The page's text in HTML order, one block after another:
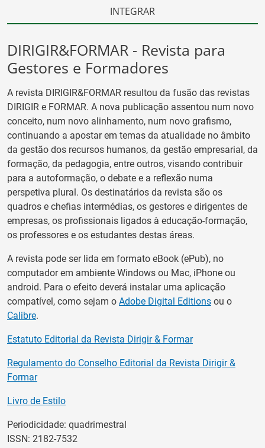
INTEGRAR
DIRIGIR&FORMAR - Revista para
Gestores e Formadores
A revista DIRIGIR&FORMAR resultou da fusão das revistas
DIRIGIR e FORMAR. A nova publicação assentou num novo
conceito, num novo alinhamento, num novo grafismo,
continuando a apostar em temas da atualidade no âmbito
da gestão dos recursos humanos, da gestão empresarial, da
formação, da pedagogia, entre outros, visando contribuir
para a autoformação, o debate e a reflexão numa
perspetiva plural. Os destinatários da revista são os
quadros e chefias intermédias, os gestores e dirigentes de
empresas, os profissionais ligados à educação-formação,
os professores e os estudantes destas áreas.
A revista pode ser lida em formato eBook (ePub), no
computador em ambiente Windows ou Mac, iPhone ou
android. Para o efeito deverá instalar uma aplicação
compatível, como sejam o Adobe Digital Editions ou o
Calibre.
Estatuto Editorial da Revista Dirigir & Formar
Regulamento do Conselho Editorial da Revista Dirigir &
Formar
Livro de Estilo
Periodicidade: quadrimestral
ISSN: 2182-7532